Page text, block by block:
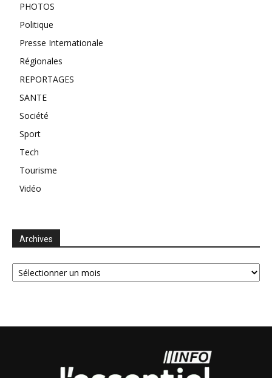
PHOTOS
Politique
Presse Internationale
Régionales
REPORTAGES
SANTE
Société
Sport
Tech
Tourisme
Vidéo
Archives
Archives